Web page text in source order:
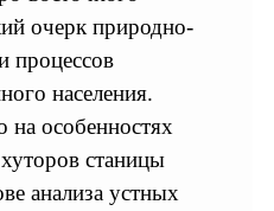
очерк природно-
процессов
населения.
на особенностях
станицы
анализа устных